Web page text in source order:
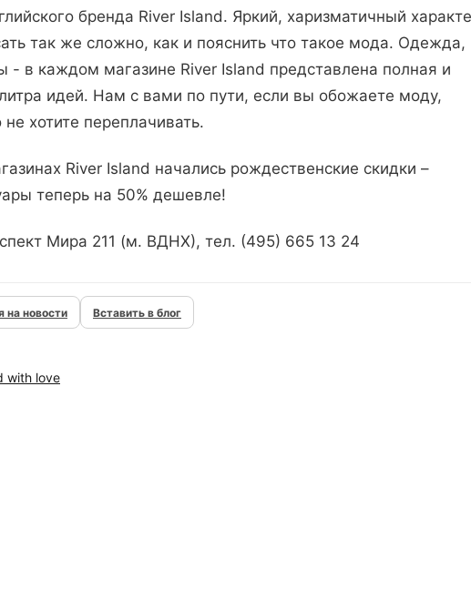
бренда River Island. Яркий, харизматичный
так же сложно, как и пояснить что такое мода. Одежда,
- в каждом магазине River Island представлена полная и
идей. Нам с вами по пути, если вы обожаете моду,
хотите переплачивать.
River Island начались рождественские скидки –
теперь на 50% дешевле!
Мира 211 (м. ВДНХ), тел. (495) 665 13 24
на новости Вставить в блог
with love